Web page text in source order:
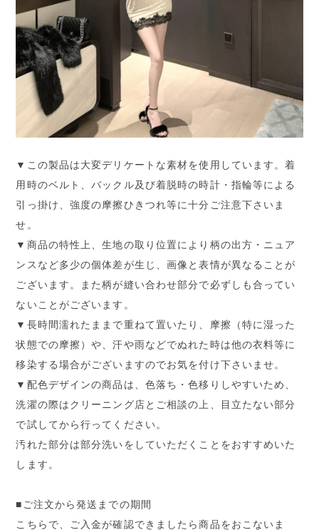
▼この製品は大変デリケートな素材を使用しています。着
用時のベルト、バックル及び着脱時の時計・指輪等による
引っ掛け、強度の摩擦ひきつれ等に十分ご注意下さいま
せ。
▼商品の特性上、生地の取り位置により柄の出方・ニュア
ンスなど多少の個体差が生じ、画像と表情が異なることが
ございます。また柄が縫い合わせ部分で必ずしも合ってい
ないことがございます。
▼長時間濡れたままで重ねて置いたり、摩擦（特に湿った
状態での摩擦）や、汗や雨などでぬれた時は他の衣料等に
移染する場合がございますのでお気を付け下さいませ。
▼配色デザインの商品は、色落ち・色移りしやすいため、
洗濯の際はクリーニング店とご相談の上、目立たない部分
で試してから行ってください。
汚れた部分は部分洗いをしていただくことをおすすめいた
します。
■ご注文から発送までの期間
こちらで、ご入金が確認できましたら商品をおこないま